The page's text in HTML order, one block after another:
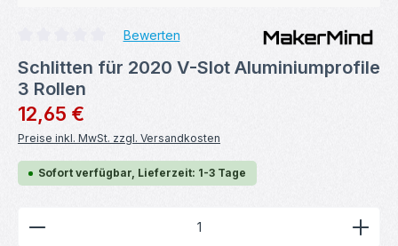
Bewerten
Schlitten für 2020 V-Slot Aluminiumprofile
3 Rollen
Regulärer Preis:
12,65 €
Preise inkl. MwSt. zzgl. Versandkosten
Sofort verfügbar, Lieferzeit: 1-3 Tage
Produkt Anzahl: Gib den gewünschten Wert ein